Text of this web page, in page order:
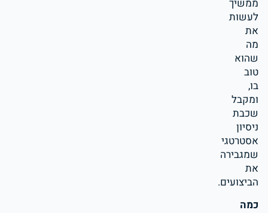
ממשיך
לעשות
את
מה
שהוא
טוב
בו,
ומקבל
שכבת
ניסיון
אסטרטגי
שמגבירה
את
הביצועים.
כמה